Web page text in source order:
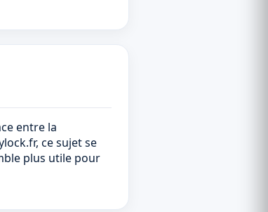
entre la
ce sujet se
plus utile pour